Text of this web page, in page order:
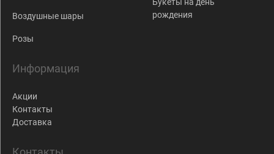
Воздушные шары
Розы
рождения
Информация
Акции
Контакты
Доставка